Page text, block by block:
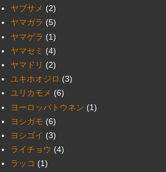
ヤブサメ (2)
ヤマガラ (5)
ヤマゲラ (1)
ヤマセミ (4)
ヤマドリ (2)
ユキホオジロ (3)
ユリカモメ (6)
ヨーロッパトウネン (1)
ヨシガモ (6)
ヨシゴイ (3)
ライチョウ (4)
ラッコ (1)